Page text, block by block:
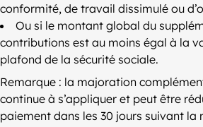
conformité, de travail dissimulé ou
Ou si le montant global du
contributions est au moins égal à la
plafond de la sécurité sociale.
Remarque : la majoration
continue à s’appliquer et peut être
paiement dans les 30 jours suivant la